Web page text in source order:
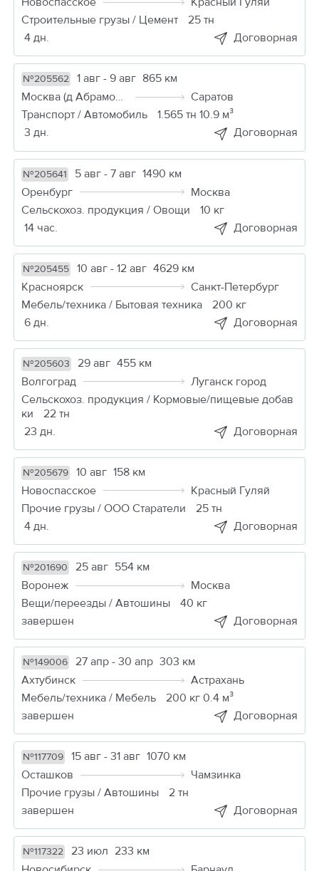
Строительные грузы / Цемент
25 тн
4 дн.
Договорная
№205562 1 авг - 9 авг 865 км
Москва (д Абрамовка)
Саратов
Транспорт / Автомобиль
1.565 тн 10.9 м³
3 дн.
Договорная
№205641 5 авг - 7 авг 1490 км
Оренбург
Москва
Сельскохоз. продукция / Овощи
10 кг
14 час.
Договорная
№205455 10 авг - 12 авг 4629 км
Красноярск
Санкт-Петербург
Мебель/техника / Бытовая техника
200 кг
6 дн.
Договорная
№205603 29 авг 455 км
Волгоград
Луганск город
Сельскохоз. продукция / Кормовые/пищевые добав
ки
22 тн
23 дн.
Договорная
№205679 10 авг 158 км
Новоспасское
Красный Гуляй
Прочие грузы / ООО Старатели
25 тн
4 дн.
Договорная
№201690 25 авг 554 км
Воронеж
Москва
Вещи/переезды / Автошины
40 кг
завершен
Договорная
№149006 27 апр - 30 апр 303 км
Ахтубинск
Астрахань
Мебель/техника / Мебель
200 кг 0.4 м³
завершен
Договорная
№117709 15 авг - 31 авг 1070 км
Осташков
Чамзинка
Прочие грузы / Автошины
2 тн
завершен
Договорная
№117322 23 июл 233 км